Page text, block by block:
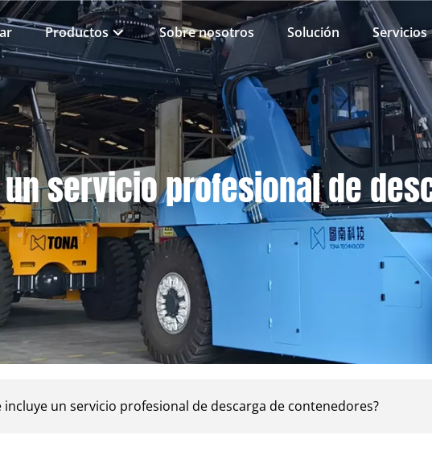
Productos Sobre nosotros Solución Servicios
servicio profesional de
incluye un servicio profesional de descarga de contenedores?